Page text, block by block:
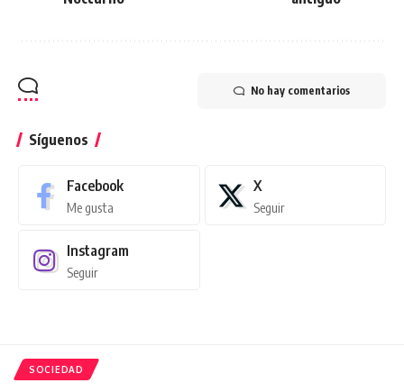
No hay comentarios
Síguenos
Facebook
Me gusta
X
Seguir
Instagram
Seguir
SOCIEDAD